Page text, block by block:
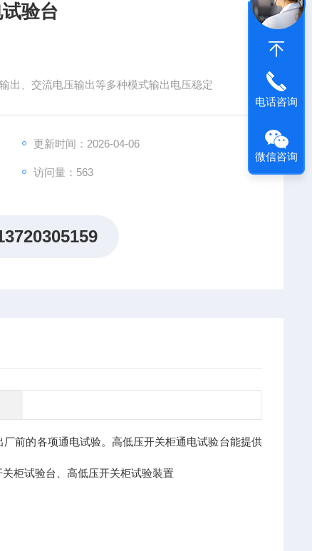
验台
出、交流电压输出等多种模式输出电压稳定
更新时间：2026-04-06
访问量：563
前的各项通电试验。高低压开关柜通电试验台能提供
柜试验台、高低压开关柜试验装置
电话咨询
微信咨询